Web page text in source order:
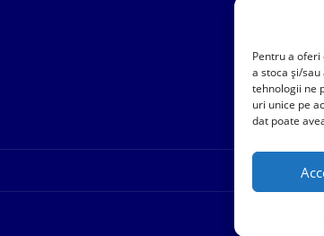
Pentru a
a stoca și/
tehnologii ne
uri unice pe
dat poate